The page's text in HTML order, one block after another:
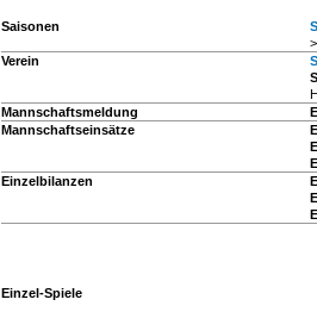
Saisonen
Verein
Mannschaftsmeldung
Mannschaftseinsätze
Einzelbilanzen
Einzel-Spiele